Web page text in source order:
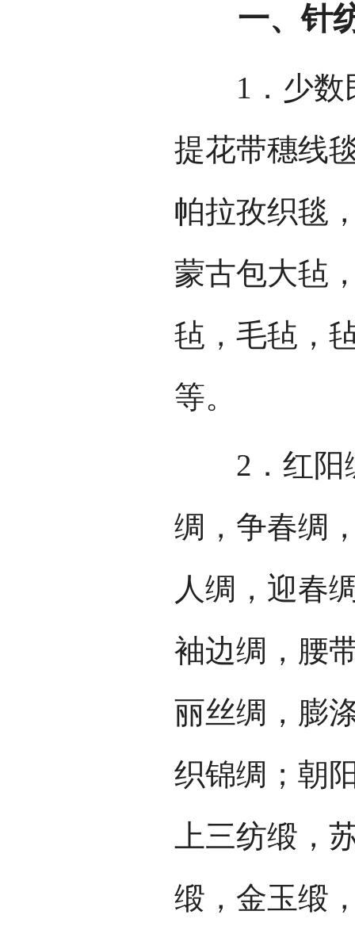
一、针
1．少数民
提花带穗线
帕拉孜织毯
蒙古包大毡
毡，毛毡，
等。
2．红阳绸
绸，争春绸
人绸，迎春
袖边绸，腰
丽丝绸，膨
织锦绸；朝
上三纺缎，
缎，金玉缎